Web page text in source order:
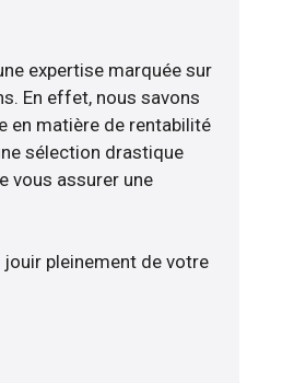
expertise marquée sur
En effet, nous savons
en matière de rentabilité
sélection drastique
vous assurer une
pleinement de votre